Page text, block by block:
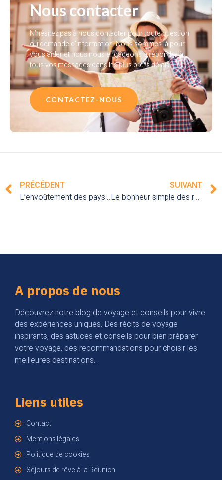
Nous contacter
N’hésitez pas à nous contacter pour toute question
ou demande d’information. Nous sommes là pour
vous aider et nous nous engageons à répondre à
tous vos messages dans les plus brefs délais.
CONTACTEZ-NOUS
PRÉCÉDENT
L’envoûtement des paysages luxuriants de l’archipel des Bijagos, Guinée-Bissau : explorez ce sanctuaire préservé aux trésors naturels insoupçonnés
SUIVANT
Le bonheur simple des rencontres authentiques au Burkina Faso : partagez des moments précieux avec les habitants chaleureux de ce pays attachant
A propos de nous
Découvrez notre blog de voyage et conseils pour vivre
des expériences uniques. Des récits de voyage
inspirants, des astuces et conseils pour bien préparer
votre voyage, des recommandations pour choisir les
meilleures destinations…
Liens utiles
Contact
Mentions légales
Politique de cookies
Séjours de rêve à la Réunion